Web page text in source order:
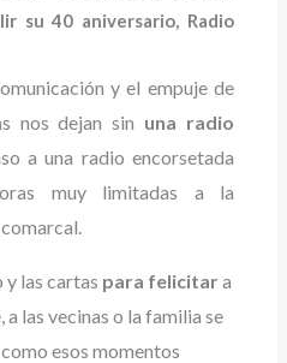
su 40 aniversario, Radio
y el empuje de
nos dejan sin una radio
a una radio encorsetada
muy limitadas a la
y las cartas para felicitar a
las vecinas o la familia se
esos momentos